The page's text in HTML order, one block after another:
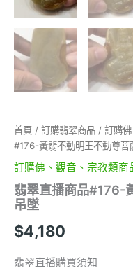
首頁 / 訂購翡翠商品 / 訂購
#176-黃翡不動明王不動尊菩
訂購佛、觀音、宗教類商
翡翠直播商品#176-
吊墜
$4,180
翡翠直播購買須知